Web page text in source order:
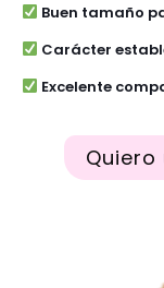
Buen tamaño
Carácter
Excelente
Quiero